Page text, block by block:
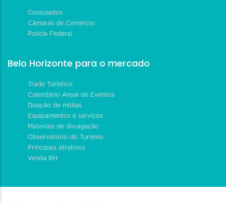
Consulados
Câmaras de Comércio
Polícia Federal
Belo Horizonte para o mercado
Trade Turístico
Calendário Anual de Eventos
Doação de mídias
Equipamentos e serviços
Materiais de divulgação
Observatório do Turismo
Principais atrativos
Venda BH